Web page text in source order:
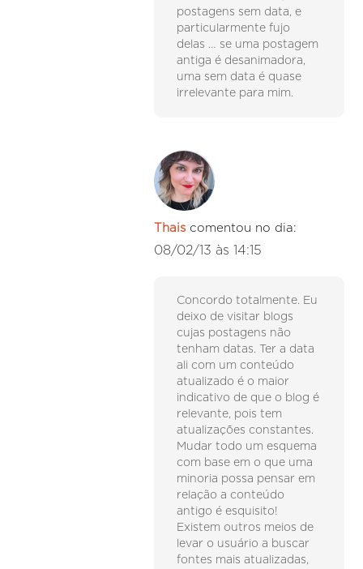
postagens sem data, e
particularmente fujo
delas … se uma postagem
antiga é desanimadora,
uma sem data é quase
irrelevante para mim.
Thais comentou no dia:
08/02/13 às 14:15
Concordo totalmente. Eu
deixo de visitar blogs
cujas postagens não
tenham datas. Ter a data
ali com um conteúdo
atualizado é o maior
indicativo de que o blog é
relevante, pois tem
atualizações constantes.
Mudar todo um esquema
com base em o que uma
minoria possa pensar em
relação a conteúdo
antigo é esquisito!
Existem outros meios de
levar o usuário a buscar
fontes mais atualizadas,